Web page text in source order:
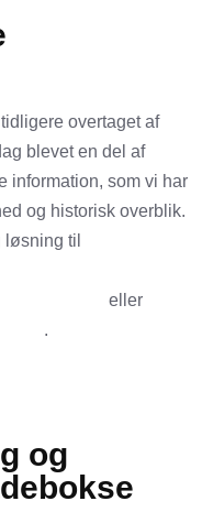
overtaget af
blevet en del af
information, som vi har
og historisk overblik.
til
eller
.
og